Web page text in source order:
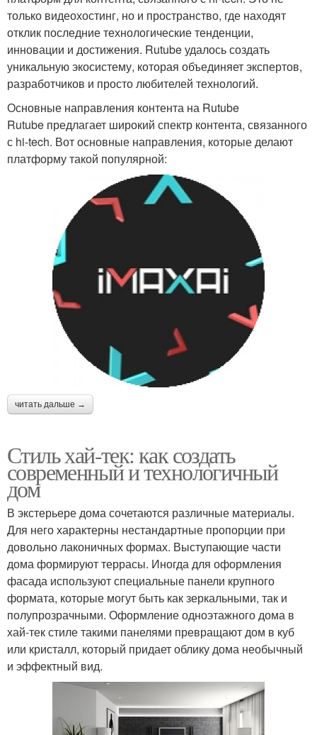
только видеохостинг, но и пространство, где находят
отклик последние технологические тенденции,
инновации и достижения. Rutube удалось создать
уникальную экосистему, которая объединяет экспертов,
разработчиков и просто любителей технологий.
Основные направления контента на Rutube
Rutube предлагает широкий спектр контента, связанного
с hi-tech. Вот основные направления, которые делают
платформу такой популярной:
читать дальше →
Стиль хай-тек: как создать
современный и технологичный
дом
В экстерьере дома сочетаются различные материалы.
Для него характерны нестандартные пропорции при
довольно лаконичных формах. Выступающие части
дома формируют террасы. Иногда для оформления
фасада используют специальные панели крупного
формата, которые могут быть как зеркальными, так и
полупрозрачными. Оформление одноэтажного дома в
хай-тек стиле такими панелями превращают дом в куб
или кристалл, который придает облику дома необычный
и эффектный вид.